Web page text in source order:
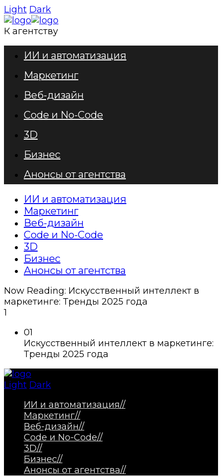
Light Dark
К агентству
ИИ и автоматизация
Маркетинг
Веб-дизайн
Code и No-Code
3D
Бизнес
Анонсы от агентства
ИИ и автоматизация
Маркетинг
Веб-дизайн
Code и No-Code
3D
Бизнес
Анонсы от агентства
Now Reading: Искусственный интеллект в
маркетинге: Тренды 2025 года
1
01
Искусственный интеллект в маркетинге:
Тренды 2025 года
Light Dark
ИИ и автоматизация//
Маркетинг//
Веб-дизайн//
Code и No-Code//
3D//
Бизнес//
Анонсы от агентства//